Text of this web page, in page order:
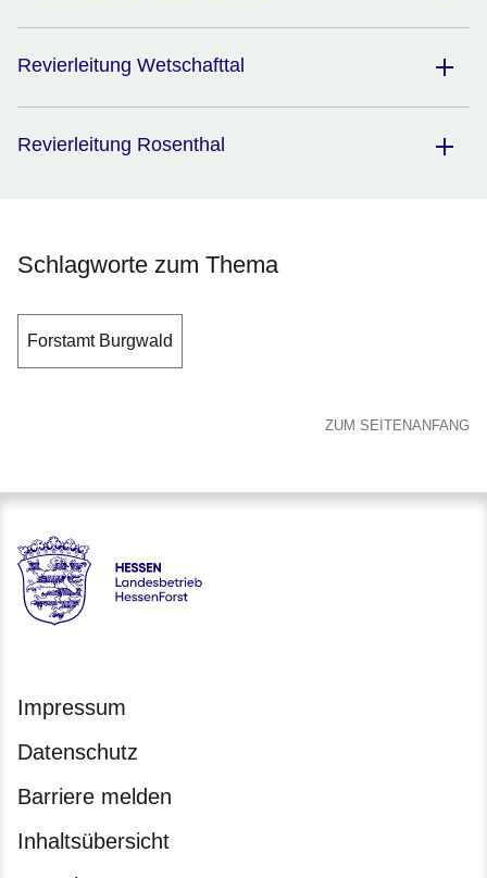
Revierleitung Wetschafttal
Revierleitung Rosenthal
Schlagworte zum Thema
Forstamt Burgwald
ZUM SEITENANFANG
Hessen - Landesbetrieb HessenForst
Impressum
Datenschutz
Barriere melden
Inhaltsübersicht